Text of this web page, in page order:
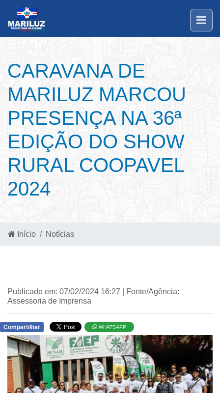
CARAVANA DE
MARILUZ MARCOU
PRESENÇA NA 36ª
EDIÇÃO DO SHOW
RURAL COOPAVEL
2024
Início Notícias
Publicado em: 07/02/2024 16:27 | Fonte/Agência:
Assessoria de Imprensa
Compartilhar WHATSAPP